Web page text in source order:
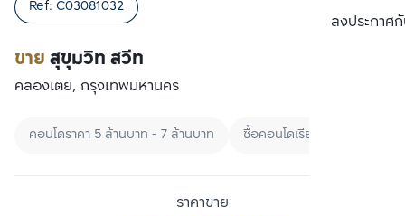
ลงประกาศกั
ขายสุขุมวิท สวีท
Ref: C03081032
คลองเตย, กรุงเทพมหานคร
คอนโดราคา 5 ล้านบาท - 7 ล้านบาท ซื้อคอนโดเรียงตามราคา
ราคาขาย
เปรียบเทียบ